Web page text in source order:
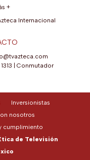
+
Internacional
Conmutador
Inversionistas
nosotros
cumplimiento
de Televisión